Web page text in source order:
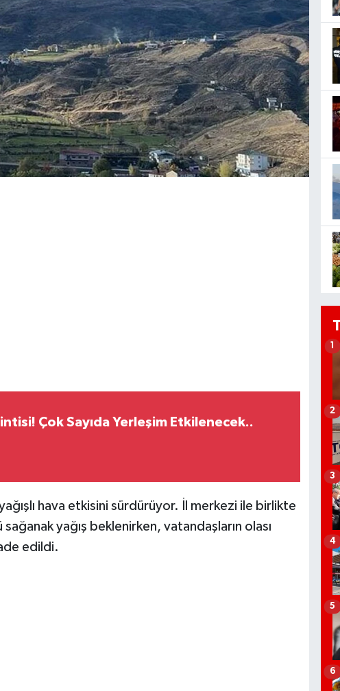
Çok Sayıda Yerleşim Etkilenecek..
hava etkisini sürdürüyor. İl merkezi ile birlikte
yağış beklenirken, vatandaşların olası
edildi.
1
2
3
4
5
6